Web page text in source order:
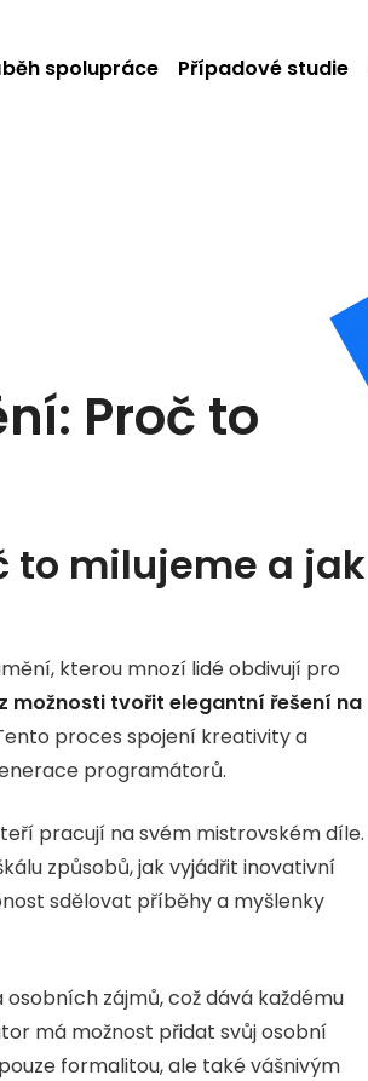
spolupráce Případové studie
Proč to
to milujeme a jak
kterou mnozí lidé obdivují pro
možnosti tvořit elegantní řešení na
proces spojení kreativity a
programátorů.
pracují na svém mistrovském díle.
způsobů, jak vyjádřit inovativní
sdělovat příběhy a myšlenky
zájmů, což dává každému
má možnost přidat svůj osobní
formalitou, ale také vášnivým